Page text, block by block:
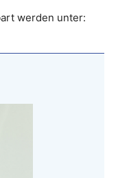
werden unter: